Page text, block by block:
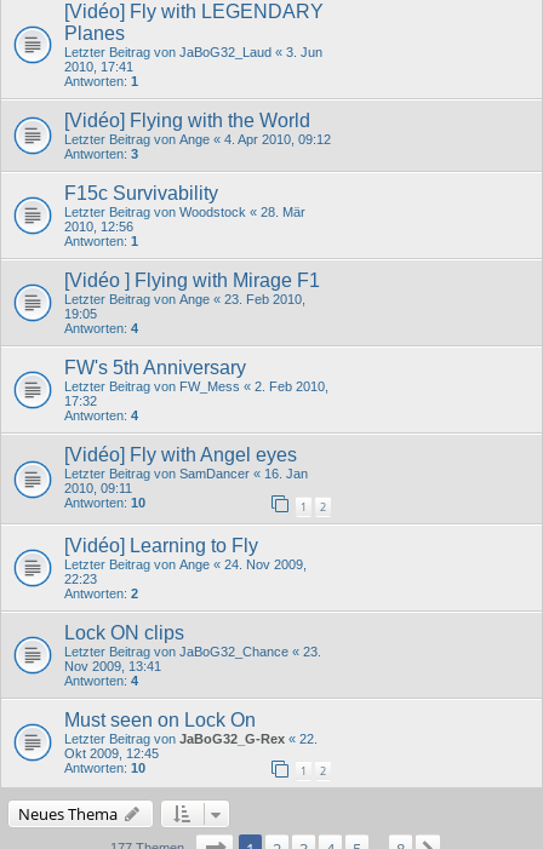
[Vidéo] Fly with LEGENDARY
Planes
Letzter Beitrag von JaBoG32_Laud « 3. Jun
2010, 17:41
Antworten: 1
[Vidéo] Flying with the World
Letzter Beitrag von Ange « 4. Apr 2010, 09:12
Antworten: 3
F15c Survivability
Letzter Beitrag von Woodstock « 28. Mär
2010, 12:56
Antworten: 1
[Vidéo ] Flying with Mirage F1
Letzter Beitrag von Ange « 23. Feb 2010,
19:05
Antworten: 4
FW's 5th Anniversary
Letzter Beitrag von FW_Mess « 2. Feb 2010,
17:32
Antworten: 4
[Vidéo] Fly with Angel eyes
Letzter Beitrag von SamDancer « 16. Jan
2010, 09:11
Antworten: 10 1 2
[Vidéo] Learning to Fly
Letzter Beitrag von Ange « 24. Nov 2009,
22:23
Antworten: 2
Lock ON clips
Letzter Beitrag von JaBoG32_Chance « 23.
Nov 2009, 13:41
Antworten: 4
Must seen on Lock On
Letzter Beitrag von JaBoG32_G-Rex « 22.
Okt 2009, 12:45
Antworten: 10 1 2
Neues Thema